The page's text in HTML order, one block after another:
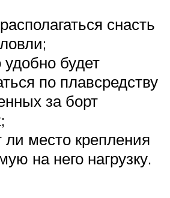
снасть
удобно будет
по плавсредству
за борт
место крепления
на него нагрузку.